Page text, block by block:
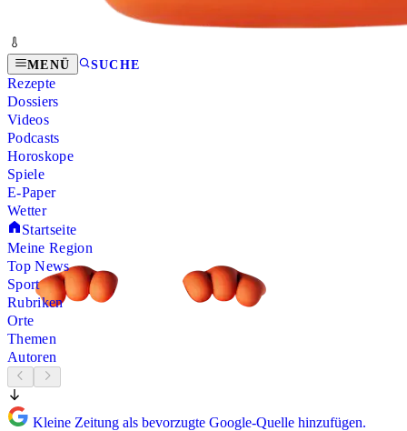
MENÜ SUCHE
Rezepte
Dossiers
Videos
Podcasts
Horoskope
Spiele
E-Paper
Wetter
Startseite
Meine Region
Top News
Sport
Rubriken
Orte
Themen
Autoren
Kleine Zeitung als bevorzugte Google-Quelle hinzufügen.